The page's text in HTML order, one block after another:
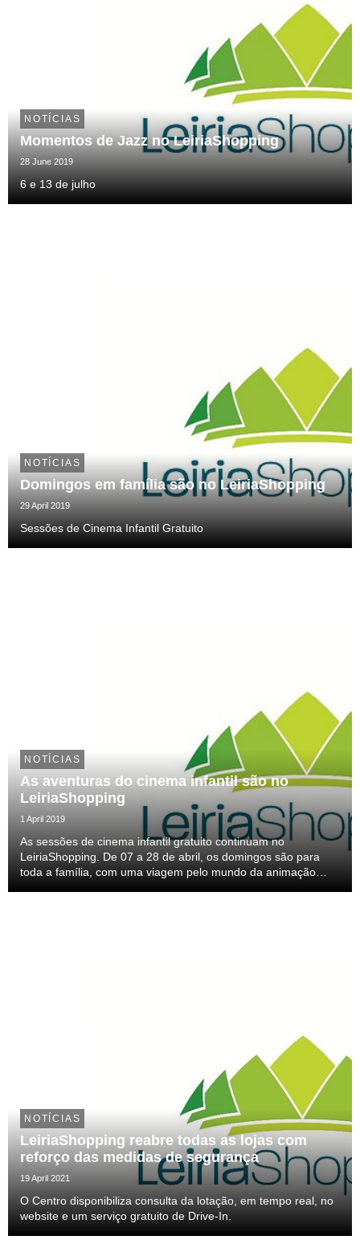
NOTÍCIAS
Momentos de Jazz no LeiriaShopping
28 June 2019
6 e 13 de julho
NOTÍCIAS
Domingos em família são no LeiriaShopping
29 April 2019
Sessões de Cinema Infantil Gratuito
NOTÍCIAS
As aventuras do cinema infantil são no
LeiriaShopping
1 April 2019
As sessões de cinema infantil gratuito continuam no
LeiriaShopping. De 07 a 28 de abril, os domingos são para
toda a família, com uma viagem pelo mundo da animação
NOTÍCIAS
LeiriaShopping reabre todas as lojas com
reforço das medidas de segurança
19 April 2021
O Centro disponibiliza consulta da lotação, em tempo real, no
website e um serviço gratuito de Drive-In.